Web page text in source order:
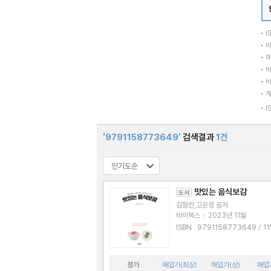
'9791158773649' 검색결과1건
도서 맛있는 음식보감
김형찬,고은정 공저
바이북스 | 2023년 11월
ISBN : 9791158773649 / 1158773
정가 매입가(최상) 매입가(상) 매